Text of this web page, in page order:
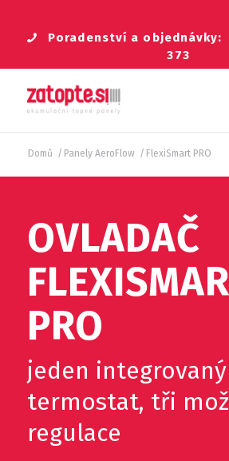
Poradenství a objednávky:
373
Domů / Panely AeroFlow / FlexiSmart PRO
OVLADAČ
PRO
jeden integrovaný
termostat, tři
regulace